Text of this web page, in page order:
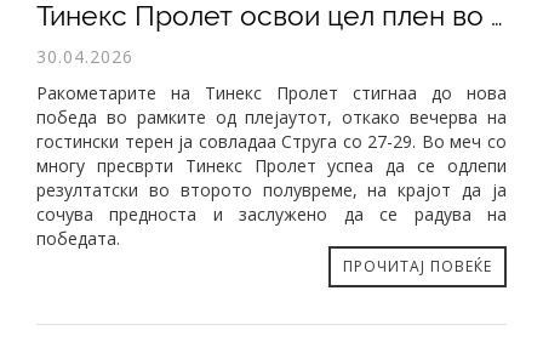
​Тинекс Пролет освои цел плен во Струга
30.04.2026
Ракометарите на Тинекс Пролет стигнаа до нова
победа во рамките од плејаутот, откако вечерва на
гостински терен ја совладаа Струга со 27-29. Во меч со
многу пресврти Тинекс Пролет успеа да се одлепи
резултатски во второто полувреме, на крајот да ја
сочува предноста и заслужено да се радува на
победата.
ПРОЧИТАЈ ПОВЕЌЕ